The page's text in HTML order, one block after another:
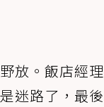
放。飯店經理
迷路了，最後